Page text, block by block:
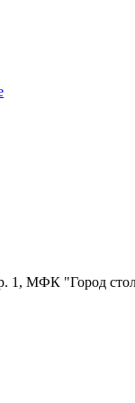
1, МФК "Город